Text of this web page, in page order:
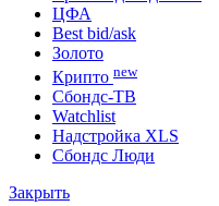
Портфель
Консенсусы
Поиск облигаций (ИИ)
Кривые доходности
ЦФА
Best bid/ask
Золото
Крипто new
Watchlist